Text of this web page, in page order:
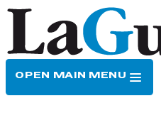
OPEN MAIN MENU